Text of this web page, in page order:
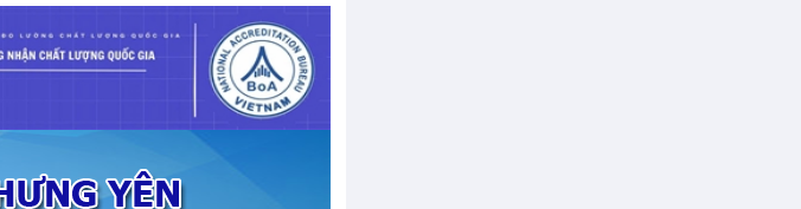
năm Bia Hà Nội đổi nhận diện,
tiếp nối hành trình lịch sử hơn
132 năm